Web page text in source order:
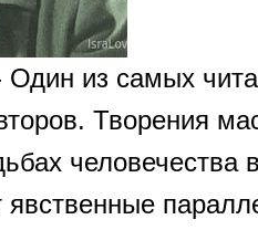
Один из самых
Творения
человечества
явственные